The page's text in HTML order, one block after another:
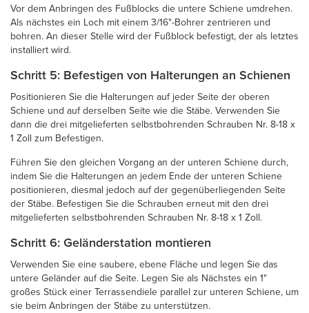
Vor dem Anbringen des Fußblocks die untere Schiene umdrehen.
Als nächstes ein Loch mit einem 3/16"-Bohrer zentrieren und
bohren. An dieser Stelle wird der Fußblock befestigt, der als letztes
installiert wird.
Schritt 5: Befestigen von Halterungen an Schienen
Positionieren Sie die Halterungen auf jeder Seite der oberen
Schiene und auf derselben Seite wie die Stäbe. Verwenden Sie
dann die drei mitgelieferten selbstbohrenden Schrauben Nr. 8-18 x
1 Zoll zum Befestigen.
Führen Sie den gleichen Vorgang an der unteren Schiene durch,
indem Sie die Halterungen an jedem Ende der unteren Schiene
positionieren, diesmal jedoch auf der gegenüberliegenden Seite
der Stäbe. Befestigen Sie die Schrauben erneut mit den drei
mitgelieferten selbstbohrenden Schrauben Nr. 8-18 x 1 Zoll.
Schritt 6: Geländerstation montieren
Verwenden Sie eine saubere, ebene Fläche und legen Sie das
untere Geländer auf die Seite. Legen Sie als Nächstes ein 1"
großes Stück einer Terrassendiele parallel zur unteren Schiene, um
sie beim Anbringen der Stäbe zu unterstützen.